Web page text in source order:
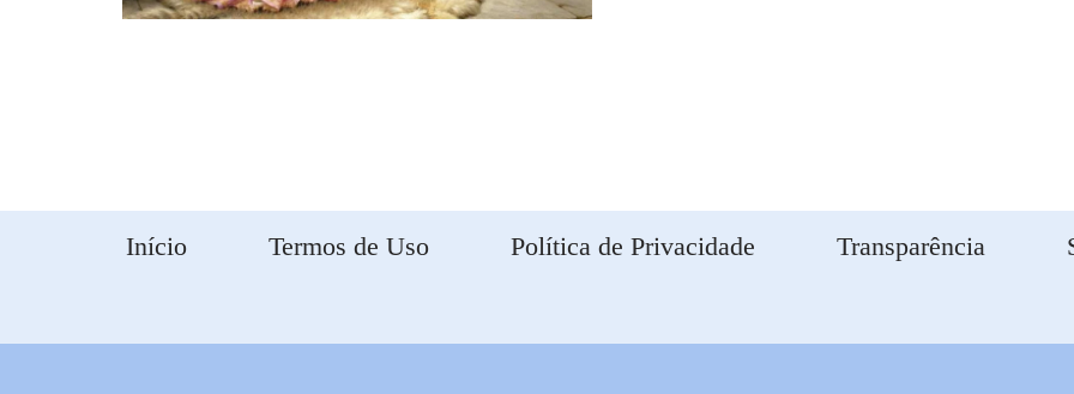
Início Termos de Uso Política de Privacidade Transparência